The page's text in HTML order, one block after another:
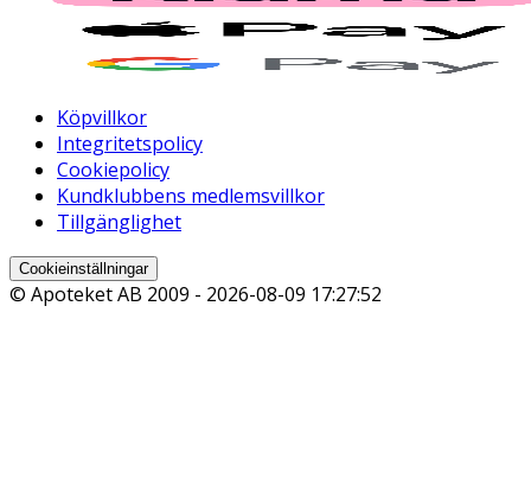
Köpvillkor
Integritetspolicy
Cookiepolicy
Kundklubbens medlemsvillkor
Tillgänglighet
Cookieinställningar
© Apoteket AB 2009 - 2026-08-09 17:27:52